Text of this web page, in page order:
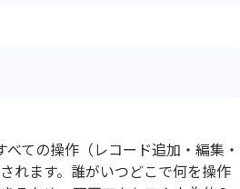
ての操作（レコード追加・編集・
れます。誰がいつどこで何を操作